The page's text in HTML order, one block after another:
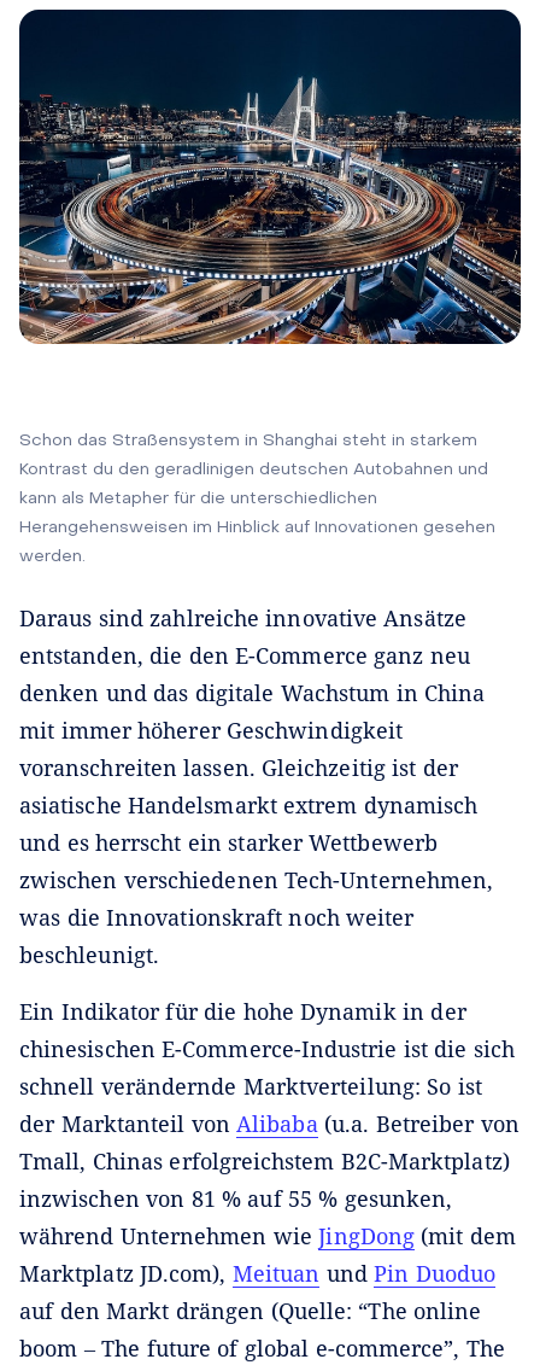
Schon das Straßensystem in Shanghai steht in starkem
Kontrast du den geradlinigen deutschen Autobahnen und
kann als Metapher für die unterschiedlichen
Herangehensweisen im Hinblick auf Innovationen gesehen
werden.
Daraus sind zahlreiche innovative Ansätze
entstanden, die den E-Commerce ganz neu
denken und das digitale Wachstum in China
mit immer höherer Geschwindigkeit
voranschreiten lassen. Gleichzeitig ist der
asiatische Handelsmarkt extrem dynamisch
und es herrscht ein starker Wettbewerb
zwischen verschiedenen Tech-Unternehmen,
was die Innovationskraft noch weiter
beschleunigt.
Ein Indikator für die hohe Dynamik in der
chinesischen E-Commerce-Industrie ist die sich
schnell verändernde Marktverteilung: So ist
der Marktanteil vonAlibaba(u.a. Betreiber von
Tmall, Chinas erfolgreichstem B2C-Marktplatz)
inzwischen von 81 % auf 55 % gesunken,
während Unternehmen wieJingDong(mit dem
Marktplatz JD.com), Meituan undPin Duoduo
auf den Markt drängen (Quelle: “The online
boom ‒ The future of global e-commerce”, The